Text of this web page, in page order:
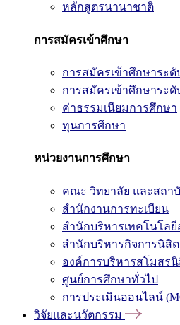
หลักสูตรนานาชาติ
การสมัครเข้าศึกษา
การสมัครเข้าศึกษาร
การสมัครเข้าศึกษาระ
ค่าธรรมเนียมการศึกษา
ทุนการศึกษา
หน่วยงานการศึกษา
คณะ วิทยาลัย และสถา
สำนักงานการทะเบียน
สำนักบริหารเทคโนโลยี
สำนักบริหารกิจการนิสิต
องค์การบริหารสโมสร
ศูนย์การศึกษาทั่วไป
การประเมินออนไลน์
วิจัยและนวัตกรรม